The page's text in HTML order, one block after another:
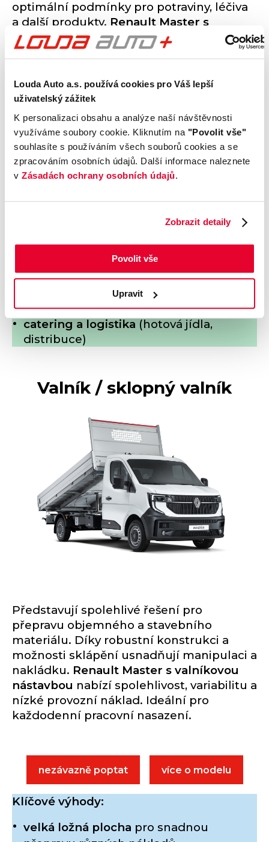
Louda Auto a.s. používá cookies pro Váš lepší
uživatelský zážitek
K personalizaci obsahu a analýze naší návštěvnosti
využíváme soubory cookie. Kliknutím na "Povolit vše"
souhlasíte s používáním všech souborů cookies a se
zpracováním osobních údajů. Další informace naleznete
v Zásadách ochrany osobních údajů.
Zobrazit detaily
Povolit vše
Upravit
optimální podmínky pro potraviny, léčiva
a další produkty. Renault Master s
chladírenskou přestavbounabízí
efektivní a bezpečné řešení pro
nezávazně poptat více o modelu
Klíčové výhody:
přesné řízení teploty dle požadavků
s nízkými náklady
potravinářství(maso, mléčné výrobky,
farmacie(léčiva, zdravotnický materiál)
catering a logistika (hotová jídla,
distribuce)
Valník / sklopný valník
Představují spolehlivé řešení pro
přepravu objemného a stavebního
materiálu. Díky robustní konstrukci a
možnosti sklápění usnadňují manipulaci a
nakládku. Renault Master s valníkovou
nástavbou nabízí spolehlivost, variabilitu a
nízké provozní náklad. Ideální pro
každodenní pracovní nasazení.
nezávazně poptat více o modelu
Klíčové výhody:
velká ložná plocha pro snadnou